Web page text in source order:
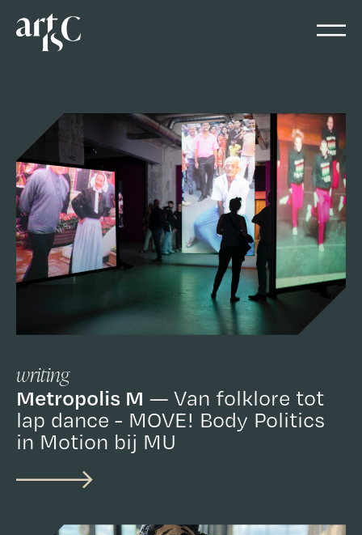
writing
Metropolis M
Van folklore tot
lap dance - MOVE! Body Politics
in Motion bij MU